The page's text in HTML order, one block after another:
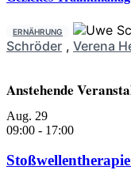
ERNÄHRUNG
Schröder , Verena
Anstehende
Aug. 29
09:00 - 17:00